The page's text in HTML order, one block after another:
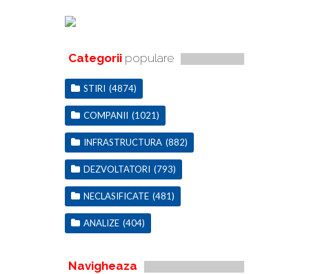
Categorii populare
STIRI (4874)
COMPANII (1021)
INFRASTRUCTURA (882)
DEZVOLTATORI (793)
NECLASIFICATE (481)
ANALIZE (404)
Navigheaza